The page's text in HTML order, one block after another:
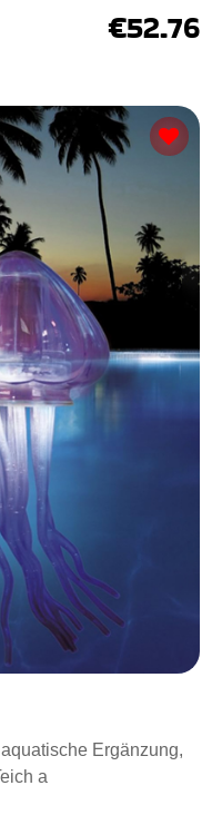
€52.76
Ergänzung,
a